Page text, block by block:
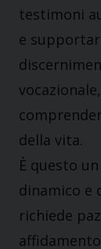
testimoni
e
della vita.
È questo
dinamico e
richiede